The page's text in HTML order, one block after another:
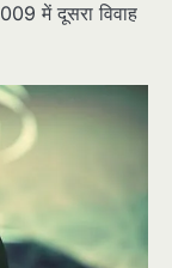
में दूसरा विवाह